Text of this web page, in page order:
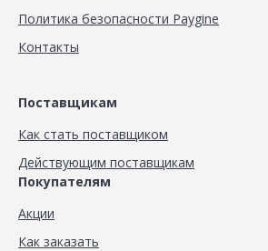
Политика безопасности Paygine
Контакты
Поставщикам
Как стать поставщиком
Действующим поставщикам
Покупателям
Акции
Как заказать